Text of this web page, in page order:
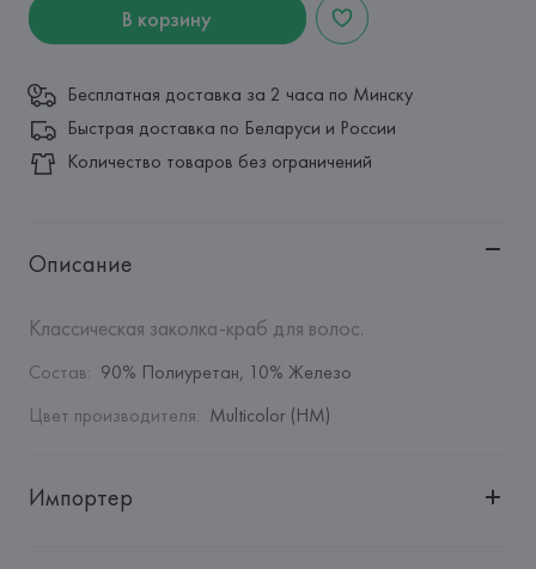
В корзину
Бесплатная доставка за 2 часа по Минску
Быстрая доставка по Беларуси и России
Количество товаров без ограничений
Описание
Классическая заколка-краб для волос.
Состав: 90% Полиуретан, 10% Железо
Цвет производителя: Multicolor (HM)
Импортер